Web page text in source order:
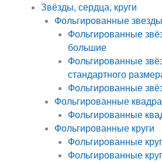
Звёзды, сердца, круги
Фольгированные звезды
Фольгированные
большие
Фольгированные
стандартного
Фольгированные
Фольгированные
Фольгированные
Фольгированные круги
Фольгированные
Фольгированные